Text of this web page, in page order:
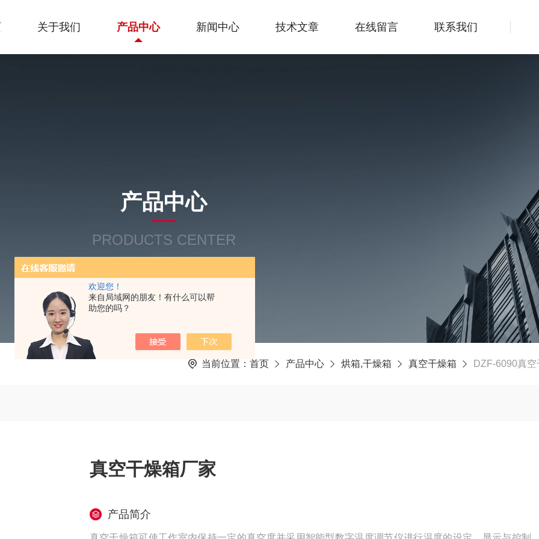
欢迎您！
来自局域网的朋友！有什么可以帮
助您的吗？
关于我们 产品中心 新闻中心 技术文章 在线留言 联系我们
产品中心
PRODUCTS CENTER
当前位置： 首页 产品中心 烘箱,干燥箱 真空干燥箱 DZF-6090真
真空干燥箱厂家
产品简介